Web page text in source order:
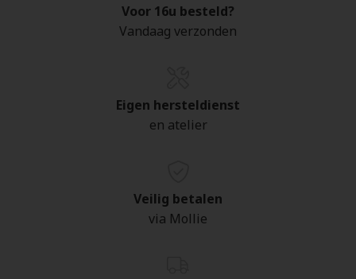
Voor 16u besteld?
Vandaag verzonden
Eigen hersteldienst
en atelier
Veilig betalen
via Mollie